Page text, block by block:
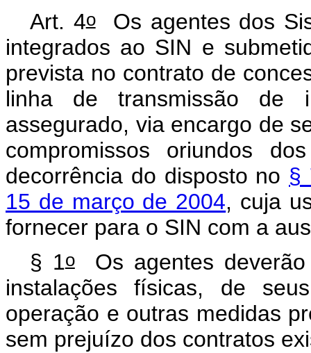
Art. 4oOs agentes dos
integrados ao SIN e
prevista no contrato de
linha de transmissão de
assegurado, via encargo de
compromissos oriundos
decorrência do disposto no §
15 de março de 2004, cuja
fornecer para o SIN com a
§ 1oOs agentes deverão
instalações físicas, de
operação e outras medidas
sem prejuízo dos contratos